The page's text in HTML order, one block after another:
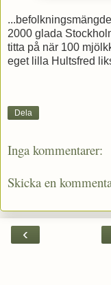
2000 glada
titta på när 100
eget lilla Hultsfred
Dela
Inga kommentarer:
Skicka en
‹